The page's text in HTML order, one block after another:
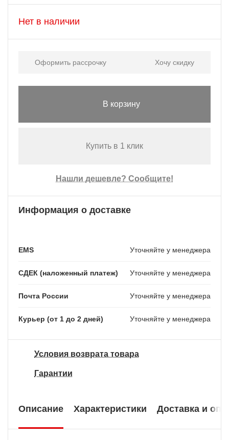
Нет в наличии
Оформить рассрочку Хочу скидку
В корзину
Купить в 1 клик
Нашли дешевле? Сообщите!
Информация о доставке
EMS Уточняйте у менеджера
СДЕК (наложенный платеж) Уточняйте у менеджера
Почта России Уточняйте у менеджера
Курьер (от 1 до 2 дней) Уточняйте у менеджера
Условия возврата товара
Гарантии
Описание Характеристики Доставка и